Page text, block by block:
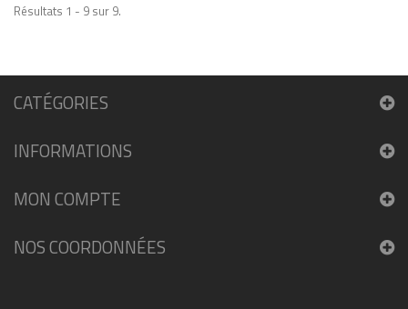
Résultats 1 - 9 sur 9.
CATÉGORIES
INFORMATIONS
MON COMPTE
NOS COORDONNÉES